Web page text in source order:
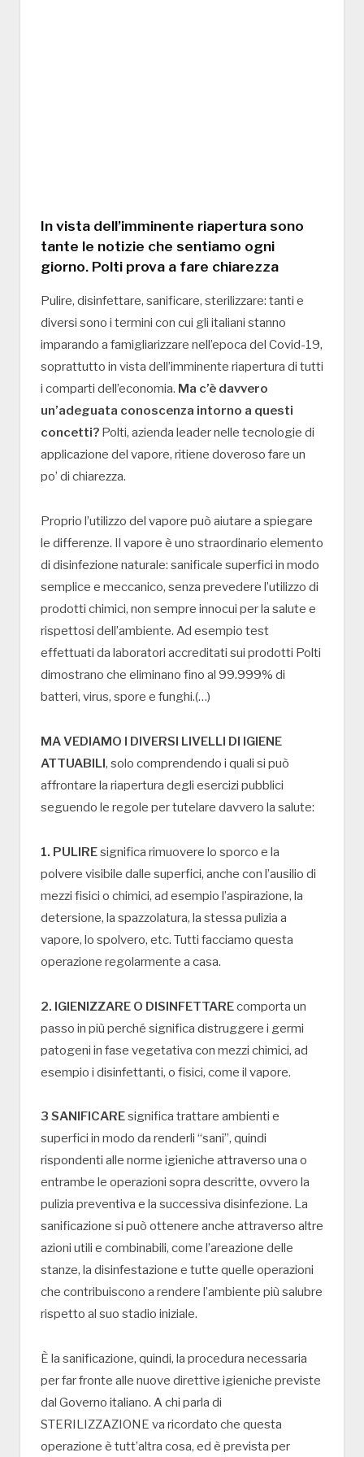
In vista dell’imminente riapertura sono
tante le notizie che sentiamo ogni
giorno. Polti prova a fare chiarezza
Pulire, disinfettare, sanificare, sterilizzare: tanti e
diversi sono i termini con cui gli italiani stanno
imparando a famigliarizzare nell’epoca del Covid-19,
soprattutto in vista dell’imminente riapertura di tutti
i comparti dell’economia. Ma c’è davvero
un’adeguata conoscenza intorno a questi
concetti? Polti, azienda leader nelle tecnologie di
applicazione del vapore, ritiene doveroso fare un
po’ di chiarezza.
Proprio l’utilizzo del vapore può aiutare a spiegare
le differenze. Il vapore è uno straordinario elemento
di disinfezione naturale: sanificale superfici in modo
semplice e meccanico, senza prevedere l’utilizzo di
prodotti chimici, non sempre innocui per la salute e
rispettosi dell’ambiente. Ad esempio test
effettuati da laboratori accreditati sui prodotti Polti
dimostrano che eliminano fino al 99.999% di
batteri, virus, spore e funghi.(…)
MA VEDIAMO I DIVERSI LIVELLI DI IGIENE
ATTUABILI, solo comprendendo i quali si può
affrontare la riapertura degli esercizi pubblici
seguendo le regole per tutelare davvero la salute:
1. PULIREsignifica rimuovere lo sporco e la
polvere visibile dalle superfici, anche con l’ausilio di
mezzi fisici o chimici, ad esempio l’aspirazione, la
detersione, la spazzolatura, la stessa pulizia a
vapore, lo spolvero, etc. Tutti facciamo questa
operazione regolarmente a casa.
2. IGIENIZZARE O DISINFETTAREcomporta un
passo in più perché significa distruggere i germi
patogeni in fase vegetativa con mezzi chimici, ad
esempio i disinfettanti, o fisici, come il vapore.
3 SANIFICAREsignifica trattare ambienti e
superfici in modo da renderli “sani”, quindi
rispondenti alle norme igieniche attraverso una o
entrambe le operazioni sopra descritte, ovvero la
pulizia preventiva e la successiva disinfezione. La
sanificazione si può ottenere anche attraverso altre
azioni utili e combinabili, come l’areazione delle
stanze, la disinfestazione e tutte quelle operazioni
che contribuiscono a rendere l’ambiente più salubre
rispetto al suo stadio iniziale.
È la sanificazione, quindi, la procedura necessaria
per far fronte alle nuove direttive igieniche previste
dal Governo italiano. A chi parla di
STERILIZZAZIONE va ricordato che questa
operazione è tutt’altra cosa, ed è prevista per